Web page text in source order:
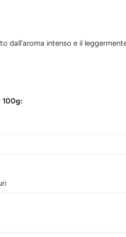
dall’aroma intenso e il
100g: